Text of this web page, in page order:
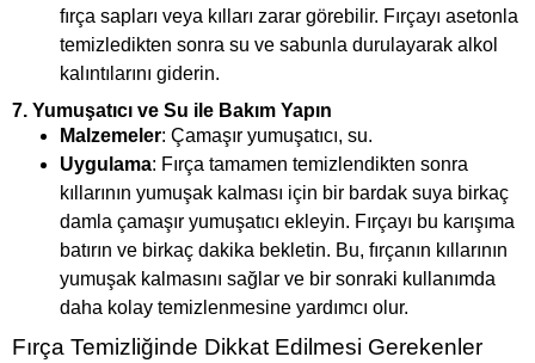
fırça sapları veya kılları zarar görebilir. Fırçayı asetonla
temizledikten sonra su ve sabunla durulayarak alkol
kalıntılarını giderin.
7. Yumuşatıcı ve Su ile Bakım Yapın
Malzemeler: Çamaşır yumuşatıcı, su.
Uygulama: Fırça tamamen temizlendikten sonra
kıllarının yumuşak kalması için bir bardak suya birkaç
damla çamaşır yumuşatıcı ekleyin. Fırçayı bu karışıma
batırın ve birkaç dakika bekletin. Bu, fırçanın kıllarının
yumuşak kalmasını sağlar ve bir sonraki kullanımda
daha kolay temizlenmesine yardımcı olur.
Fırça Temizliğinde Dikkat Edilmesi Gerekenler